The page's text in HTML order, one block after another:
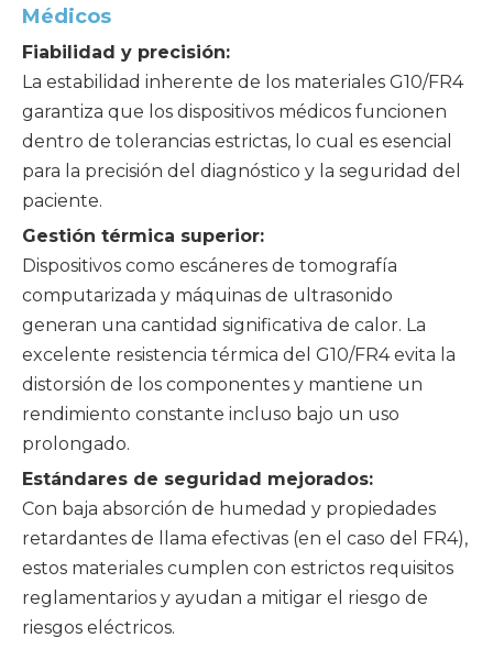
Médicos
Fiabilidad y precisión:
La estabilidad inherente de los materiales G10/FR4
garantiza que los dispositivos médicos funcionen
dentro de tolerancias estrictas, lo cual es esencial
para la precisión del diagnóstico y la seguridad del
paciente.
Gestión térmica superior:
Dispositivos como escáneres de tomografía
computarizada y máquinas de ultrasonido
generan una cantidad significativa de calor. La
excelente resistencia térmica del G10/FR4 evita la
distorsión de los componentes y mantiene un
rendimiento constante incluso bajo un uso
prolongado.
Estándares de seguridad mejorados:
Con baja absorción de humedad y propiedades
retardantes de llama efectivas (en el caso del FR4),
estos materiales cumplen con estrictos requisitos
reglamentarios y ayudan a mitigar el riesgo de
riesgos eléctricos.